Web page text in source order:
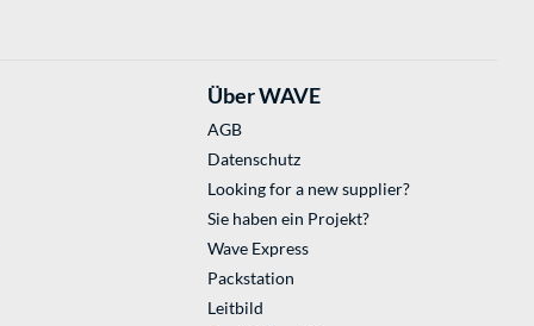
Über WAVE
AGB
Datenschutz
Looking for a new supplier?
Sie haben ein Projekt?
Wave Express
Packstation
Leitbild